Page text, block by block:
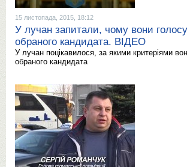
15 листопада, 2015, 18:12
У лучан запитали, чому вони
обраного кандидата. ВІДЕО
У лучан поцікавилося, за якими критеріями
обраного кандидата